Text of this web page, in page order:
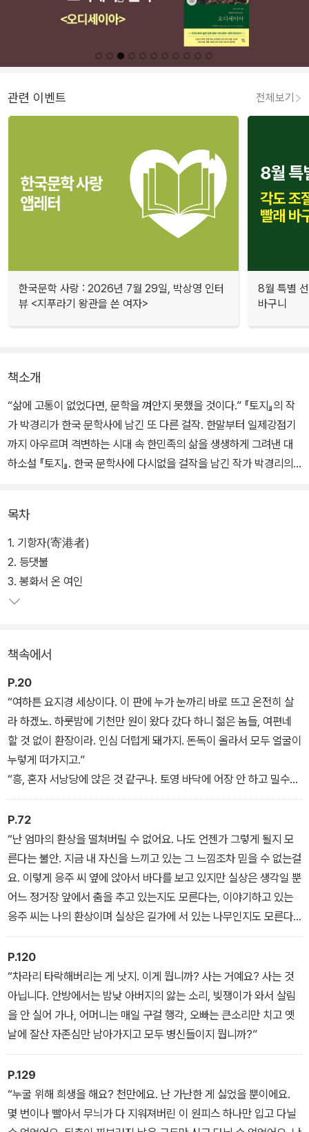
관련 이벤트 전체보기
한국문학 사랑 : 2026년 7월 29일, 박상영 인터
뷰 <지푸라기 왕관을 쓴 여자>
8월 특별
바구니
책소개
“삶에 고통이 없었다면, 문학을 껴안지 못했을 것이다.” 『토지』의 작
가 박경리가 한국 문학사에 남긴 또 다른 걸작. 한말부터 일제강점기
까지 아우르며 격변하는 시대 속 한민족의 삶을 생생하게 그려낸 대
하소설 『토지』. 한국 문학사에 다시없을 걸작을 남긴 작가 박경리의
원전을 충실하게 살린 편집과 고전에 대한 선입견을 완벽하게 깨부수
어 줄 디자인으로 새 시대의 새 독자를 만날 준비를 마친 이번 작품은
『파시(波市)』다. 한국전쟁 당시 최후방인 통영과 부산 일대를 무대
로, 박경리가 포착한 여성과 소시민, 외딴섬의 사람들까지 각 계층의
상황에 따른 다양한 삶의 풍경을 폭넓게 느껴보기를 바란다.
목차
1. 기항자(寄港者)
2. 등댓불
3. 봉화서 온 여인
책속에서
P.20
“여하튼 요지경 세상이다. 이 판에 누가 눈까리 바로 뜨고 온전히 살
라 하겠노. 하룻밤에 기천만 원이 왔다 갔다 하니 젊은 놈들, 여편네
할 것 없이 환장이라. 인심 더럽게 돼가지. 돈독이 올라서 모두 얼굴이
누렇게 떠가지고.”
“흥, 혼자 서낭당에 앉은 것 같구나. 토영 바닥에 어장 안 하고 밀수
안 하고 사는 놈이 몇이나 될꼬?”
P.72
“난 엄마의 환상을 떨쳐버릴 수 없어요. 나도 언젠가 그렇게 될지 모
른다는 불안. 지금 내 자신을 느끼고 있는 그 느낌조차 믿을 수 없는걸
요. 이렇게 응주 씨 옆에 앉아서 바다를 보고 있지만 실상은 생각일 뿐
어느 정거장 앞에서 춤을 추고 있는지도 모른다는, 이야기하고 있는
응주 씨는 나의 환상이며 실상은 길가에 서 있는 나무인지도 모른다
는 생각, 언젠가는 나도 모르게 엄마처럼…… 무서워 견딜 수 없어요.”
P.120
“차라리 타락해버리는 게 낫지. 이게 뭡니까? 사는 거예요? 사는 것
아닙니다. 안방에서는 밤낮 아버지의 앓는 소리, 빚쟁이가 와서 살림
을 안 실어 가나, 어머니는 매일 구걸 행각, 오빠는 큰소리만 치고 옛
날에 잘산 자존심만 남아가지고 모두 병신들이지 뭡니까?”
P.129
“누굴 위해 희생을 해요? 천만에요. 난 가난한 게 싫었을 뿐이에요.
몇 번이나 빨아서 무늬가 다 지워져버린 이 원피스 하나만 입고 다닐